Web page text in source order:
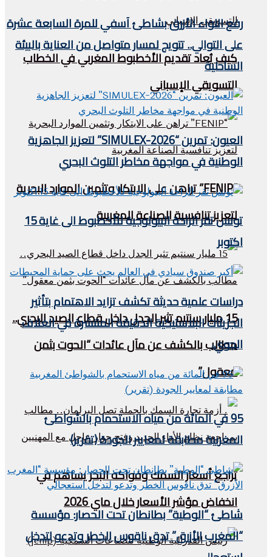
كيف يُعاد تقديم الأخطبوط المغربي في الخطاب
التسويقي الإسباني
“FENIP” تراهن على الابتكار وتثمين الموارد البحرية
لتعزيز تنافسية الصناعة المغربية
15 مليار سنتيم تثير الجدل داخل قطاع الصيد البحري..
مطالب بالكشف عن مآل عائدات “الحوت بثمن
معقول”
تراجع أسعار السمك وفواكه البحر يساهم في
انخفاض مؤشر الأسعار خلال ماي 2026
رفع اللواء الأزرق بشاطئ آسفي للمرة السابعة عشرة
على التوالي.. تتويج لمسار متواصل من العناية بالبيئة
الساحلية
العيون: تمرين “SIMULEX-2026” لتعزيز الجاهزية
الوطنية في مواجهة مخاطر التلوث البحري
تونس تقر الراحة البيولوجية للأخطبوط الى غاية 15
اكتوبر
دراسات علمية حديثة تكشف تزايد الاهتمام بتأثير
الجزيئات البلاستيكية الدقيقة المنتشرة في الغلاف
الجوي،
95 في المائة من مياه الاستحمام بالشواطئ
المغربية مطابقة لمعايير الجودة (تقرير)
شاطئ “الوطية” بطانطان تحت الحصار: مؤسسة
“المغرب الأزرق” تدق ناقوس الخطر وتدعو لتدخل